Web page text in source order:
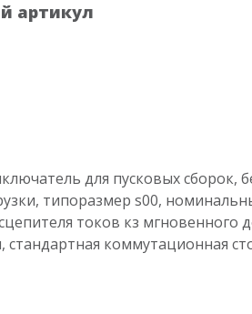
артикул
для пусковых сборок,
типоразмер s00,
токов кз мгновенного
коммутационная